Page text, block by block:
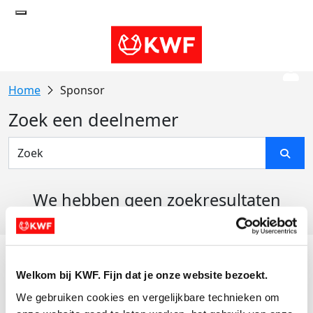
Welkom bij KWF. Fijn dat je onze website bezoekt.
We gebruiken cookies en vergelijkbare technieken om
Sponsor
Zoek een deelnemer
We hebben geen zoekresultaten
Actiematerialen
Evenementen